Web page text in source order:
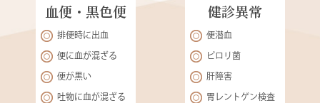
血便・黒色便
排便時に出血
便に血が混ざる
便が黒い
吐物に血が混ざる
健診異常
便潜血
ピロリ菌
肝障害
胃レントゲン検査